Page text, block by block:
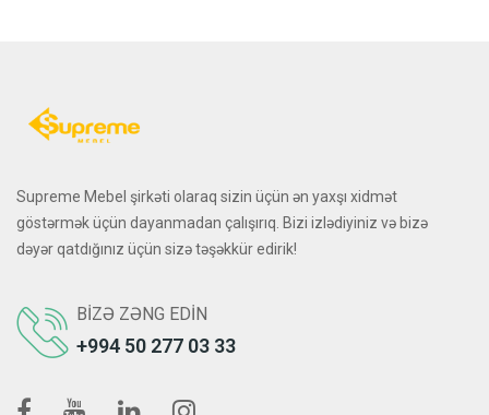
Supreme Mebel şirkəti olaraq sizin üçün ən yaxşı xidmət
göstərmək üçün dayanmadan çalışırıq. Bizi izlədiyiniz və bizə
dəyər qatdığınız üçün sizə təşəkkür edirik!
BIZƏ ZƏNG EDIN
+994 50 277 03 33